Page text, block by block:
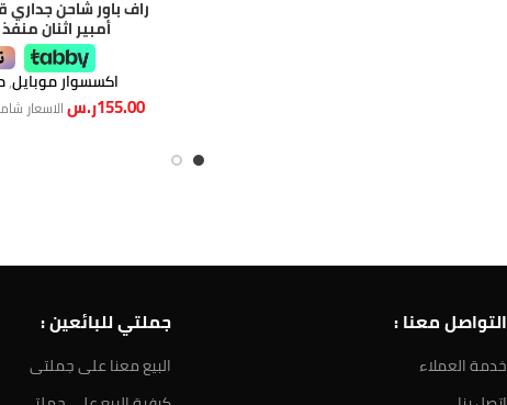
أمبير اثنان منفذ RP-PB101
اكسسوار موبايل,
155.00ر.سالاسعار
التواصل معنا :
خدمة العملاء
جملتي للبائعين :
البيع معنا على جملتى